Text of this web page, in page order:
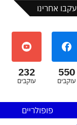
עקבו אחרינו
550
עוקבים
232
עוקבים
פופולריים